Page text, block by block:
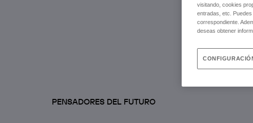
PENSADORES DEL FUTURO
visitando, cookies
entradas, etc.
correspondiente.
deseas obtener